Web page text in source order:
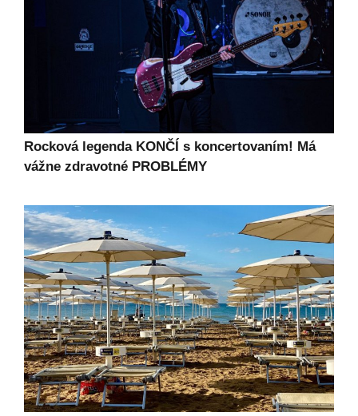
Rocková legenda KONČÍ s koncertovaním! Má
vážne zdravotné PROBLÉMY